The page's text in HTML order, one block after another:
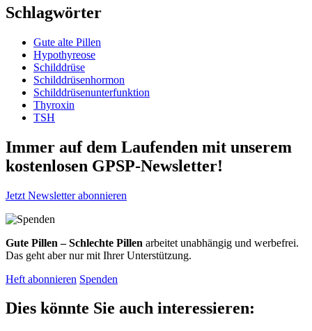
Schlagwörter
Gute alte Pillen
Hypothyreose
Schilddrüse
Schilddrüsenhormon
Schilddrüsenunterfunktion
Thyroxin
TSH
Immer auf dem Laufenden mit unserem
kostenlosen GPSP-Newsletter!
Jetzt Newsletter abonnieren
Gute Pillen – Schlechte Pillen arbeitet unabhängig und werbefrei.
Das geht aber nur mit Ihrer Unterstützung.
Heft abonnieren Spenden
Dies könnte Sie auch interessieren: